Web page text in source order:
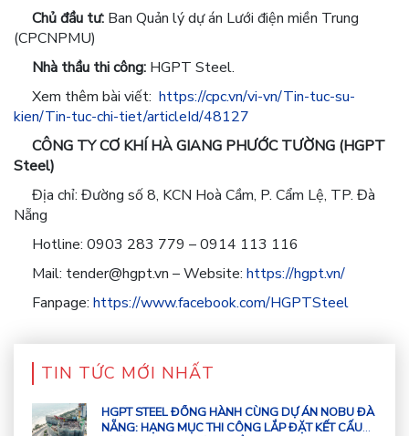
Chủ đầu tư: Ban Quản lý dự án Lưới điện miền Trung
(CPCNPMU)
Nhà thầu thi công: HGPT Steel.
Xem thêm bài viết: https://cpc.vn/vi-vn/Tin-tuc-su-
kien/Tin-tuc-chi-tiet/articleId/48127
CÔNG TY CƠ KHÍ HÀ GIANG PHƯỚC TƯỜNG (HGPT
Steel)
Địa chỉ: Đường số 8, KCN Hoà Cầm, P. Cẩm Lệ, TP. Đà
Nẵng
Hotline: 0903 283 779 – 0914 113 116
Mail: tender@hgpt.vn – Website: https://hgpt.vn/
Fanpage: https://www.facebook.com/HGPTSteel
TIN TỨC MỚI NHẤT
HGPT STEEL ĐỒNG HÀNH CÙNG DỰ ÁN NOBU ĐÀ
NẴNG: HẠNG MỤC THI CÔNG LẮP ĐẶT KẾT CẤU